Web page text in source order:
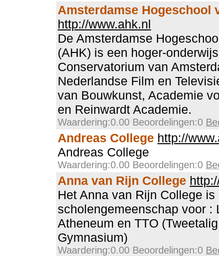
Amsterdamse Hogeschool
http://www.ahk.nl
De Amsterdamse
(AHK) is een hoger-
Conservatorium van
Nederlandse Film en
van Bouwkunst, Academie
en Reinwardt Academie.
Waardering:0.00 Beoordelingen:0
Andreas College http://
Andreas College
Waardering:0.00 Beoordelingen:0
Anna van Rijn College
Het Anna van Rijn College
scholengemeenschap voor :
Atheneum en TTO
Gymnasium)
Waardering:0.00 Beoordelingen:0